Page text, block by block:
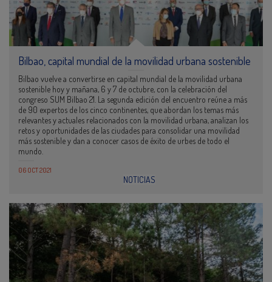
Bilbao, capital mundial de la movilidad urbana sostenible
Bilbao vuelve a convertirse en capital mundial de la movilidad urbana
sostenible hoy y mañana, 6 y 7 de octubre, con la celebración del
congreso SUM Bilbao 21. La segunda edición del encuentro reúne a más
de 90 expertos de los cinco continentes, que abordan los temas más
relevantes y actuales relacionados con la movilidad urbana, analizan los
retos y oportunidades de las ciudades para consolidar una movilidad
más sostenible y dan a conocer casos de éxito de urbes de todo el
mundo.
06 OCT 2021
NOTICIAS